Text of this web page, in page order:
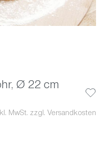
Ø 22 cm
MwSt. zzgl. Versandkosten